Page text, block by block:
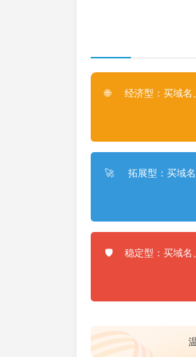
🌐
经济型：买域
🚀
拓展型：买域
🛡️
稳定型：买域名